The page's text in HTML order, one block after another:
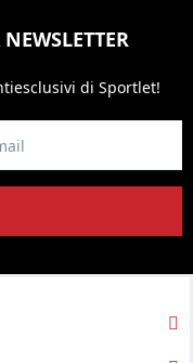
esclusivi di Sportlet!